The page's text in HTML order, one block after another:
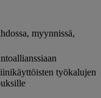
myynnissä,
työkalujen